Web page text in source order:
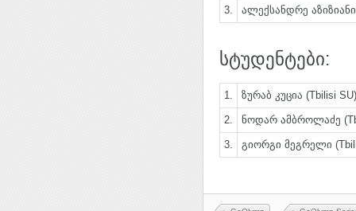
3. ალექსანდრე
სტუდენტები:
1. ზურაბ კუცია (Tbilisi SU)
2. ნოდარ ამბროლაძე
3. გიორგი მეგრელი